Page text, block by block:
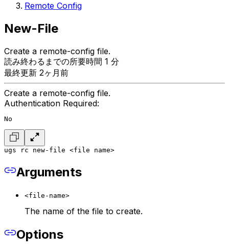
Remote Config
New-File
Create a remote-config file.
読み終わるまでの所要時間 1 分
最終更新 2ヶ月前
Create a remote-config file.
Authentication Required:
No
ugs rc new-file <file name>
Arguments
<file-name>
The name of the file to create.
Options